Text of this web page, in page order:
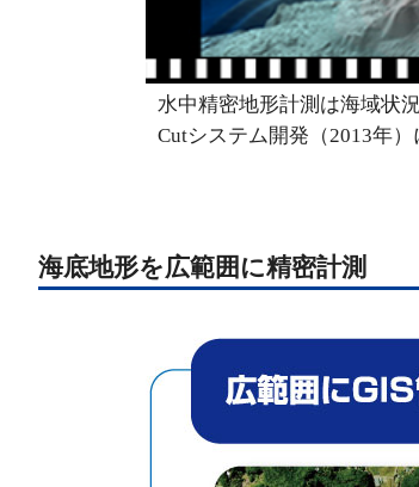
水中精密地形計測は海域状
Cutシステム開発（2013年
海底地形を広範囲に精密計測